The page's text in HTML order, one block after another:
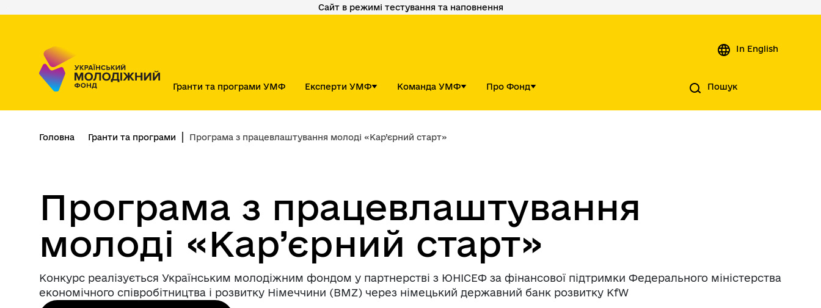
Перейти
основного
Сайт в режимі тестування та наповнення
In English
Гранти та програми УМФ Експерти УМФ Команда УМФ Про Фонд Пошук
Головна Гранти та програми Програма з працевлаштування молоді «Кар’єрний старт»
Програма з працевлаштування
молоді «Кар’єрний старт»
Конкурс реалізується Українським молодіжним фондом у партнерстві з ЮНІСЕФ за фінансової підтримки Федерального міністерства
економічного співробітництва і розвитку Німеччини (BMZ) через німецький державний банк розвитку KfW